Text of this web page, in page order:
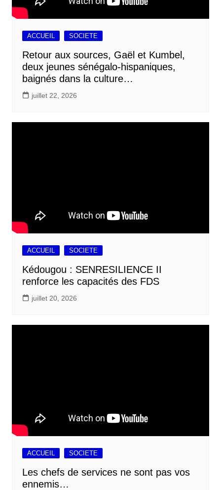
ACCUEIL SOCIETE
Retour aux sources, Gaël et Kumbel,
deux jeunes sénégalo-hispaniques,
baignés dans la culture…
juillet 22, 2026
ACCUEIL SOCIETE
Kédougou : SENRESILIENCE II
renforce les capacités des FDS
juillet 20, 2026
ACCUEIL SOCIETE
Les chefs de services ne sont pas vos
ennemis…